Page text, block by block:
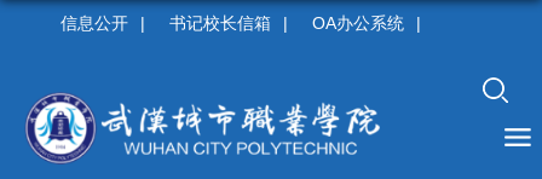
信息公开 | 书记校长信箱 | OA办公系统 |